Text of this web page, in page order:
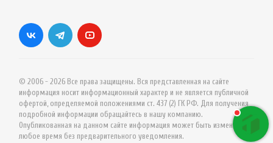
© 2006 - 2026 Все права защищены. Вся представленная на сайте
информация носит информационный характер и не является публичной
офертой, определяемой положениями ст. 437 (2) ГК РФ. Для получения
подробной информации обращайтесь в нашу компанию.
Опубликованная на данном сайте информация может быть изменена в
любое время без предварительного уведомления.